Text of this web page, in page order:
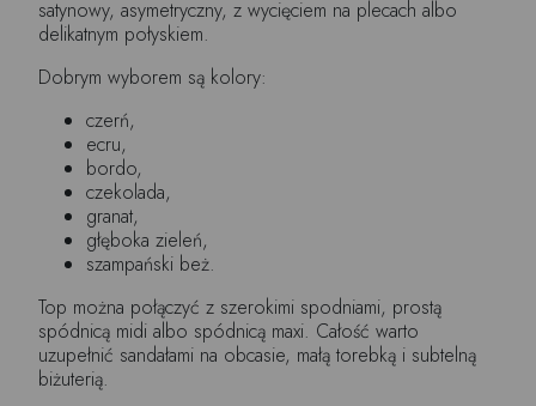
satynowy, asymetryczny, z wycięciem na plecach albo
delikatnym połyskiem.
Dobrym wyborem są kolory:
czerń,
ecru,
bordo,
czekolada,
granat,
głęboka zieleń,
szampański beż.
Top można połączyć z szerokimi spodniami, prostą
spódnicą midi albo spódnicą maxi. Całość warto
uzupełnić sandałami na obcasie, małą torebką i subtelną
biżuterią.